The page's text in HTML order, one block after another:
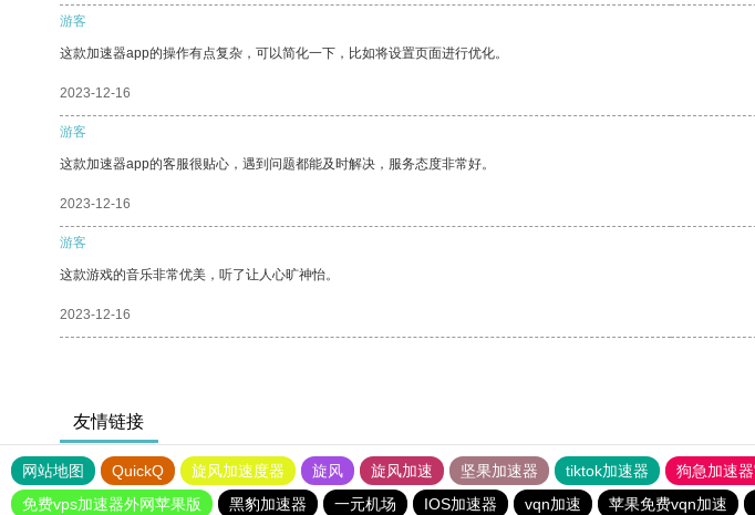
游客
这款加速器app的操作有点复杂，可以简化一下，比如将设置页面进行优化。
2023-12-16
游客
这款加速器app的客服很贴心，遇到问题都能及时解决，服务态度非常好。
2023-12-16
游客
这款游戏的音乐非常优美，听了让人心旷神怡。
2023-12-16
友情链接
网站地图 QuickQ 旋风加速度器 旋风 旋风加速 坚果加速器 tiktok加速器 狗急加速
免费vps加速器外网苹果版
黑豹加速器 一元机场 IOS加速器 vqn加速 苹果免费vqn加速